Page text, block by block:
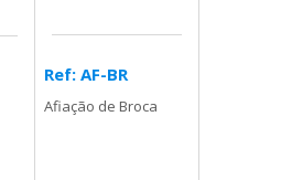
Ref: AF-BR
Afiação de Broca